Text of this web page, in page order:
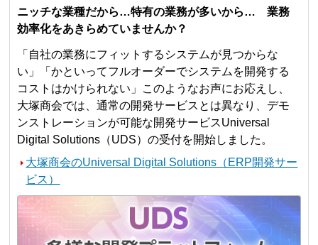
ニッチな業種だから…特有の業務が多いから… 業務
効率化をあきらめていませんか？
「自社の業務にフィットするシステムが見つからな
い」「かといってフルオーダーでシステムを開発する
コストはかけられない」このようなお声にお応えし、
大塚商会では、通常の開発サービスとは異なり、デモ
ンストレーションが可能な開発サービスUniversal
Digital Solutions（UDS）の受付を開始しました。
大塚商会のUniversal Digital Solutions（ERP開発サー
ビス）